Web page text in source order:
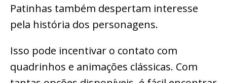
Patinhas também despertam interesse
pela história dos personagens.
Isso pode incentivar o contato com
quadrinhos e animações clássicas. Com